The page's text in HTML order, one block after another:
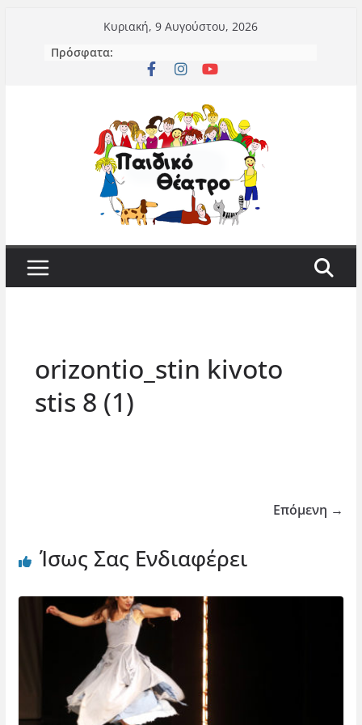
περιεχόμενο
Κυριακή, 9 Αυγούστου, 2026
Πρόσφατα:
orizontio_stin kivoto
stis 8 (1)
Επόμενη →
Ίσως Σας Ενδιαφέρει